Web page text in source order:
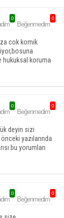
0
Beğenmedim
0
cok komik
hukuksal koruma
0
Beğenmedim
0
deyin sizi
yazılarında
bu yorumları
0
Beğenmedim
0